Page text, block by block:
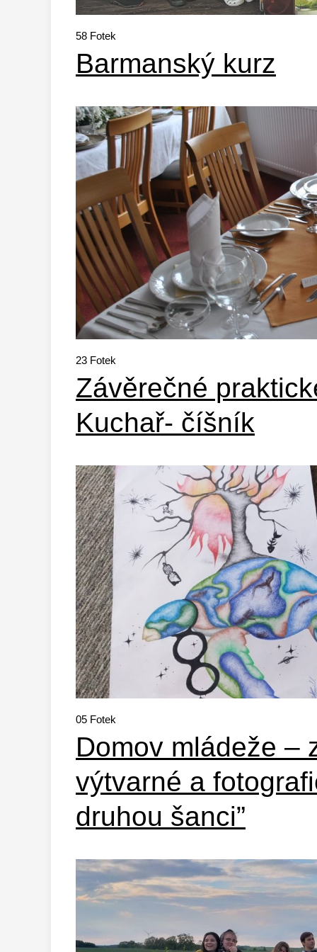
58 Fotek
Barmanský kurz
23 Fotek
Závěrečné
Kuchař- číšník
05 Fotek
Domov mládeže –
výtvarné a
druhou šanci”